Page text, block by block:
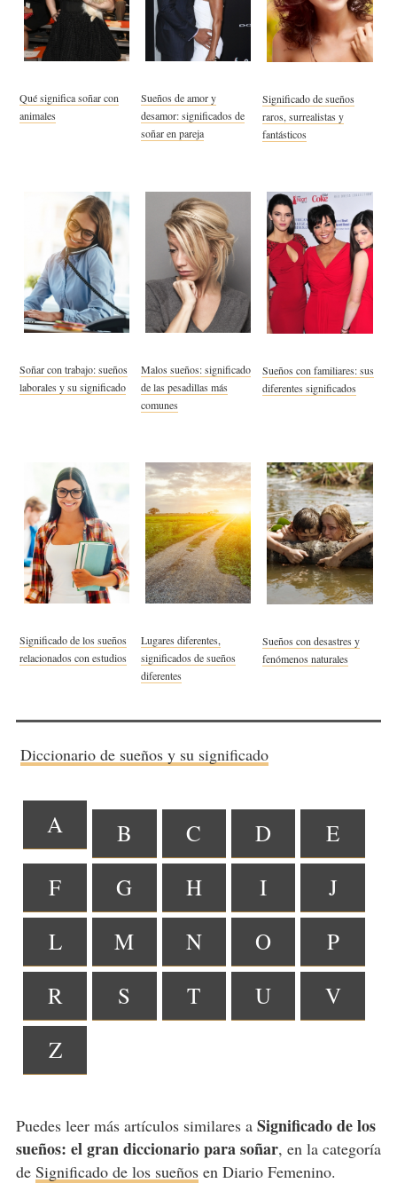
Qué significa soñar con
animales
Sueños de amor y
desamor: significados de
soñar en pareja
Significado de sueños
raros, surrealistas y
fantásticos
Soñar con trabajo: sueños
laborales y su significado
Malos sueños: significado
de las pesadillas más
comunes
Sueños con familiares: sus
diferentes significados
Significado de los sueños
relacionados con estudios
Lugares diferentes,
significados de sueños
diferentes
Sueños con desastres y
fenómenos naturales
Diccionario de sueños y su significado
A B C D
E
F
G H I
J
L
M N O
P
R
S T U
V
Z
Puedes leer más artículos similares a Significado de los
sueños: el gran diccionario para soñar, en la categoría
de Significado de los sueñosen Diario Femenino.